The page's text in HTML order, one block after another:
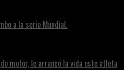
a la serie Mundial.
motor, le arrancó la vida este atleta